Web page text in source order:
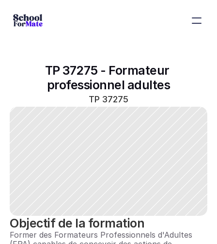
TP 37275 - Formateur
professionnel adultes
TP 37275
Objectif de la formation
Former des Formateurs Professionnels d'Adultes